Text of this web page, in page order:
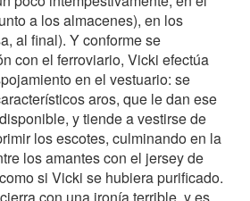
a los almacenes), en los
al final). Y conforme se
con el ferroviario, Vicki efectúa
en el vestuario: se
aros, que le dan ese
y tiende a vestirse de
los escotes, culminando en la
los amantes con el jersey de
si Vicki se hubiera purificado.